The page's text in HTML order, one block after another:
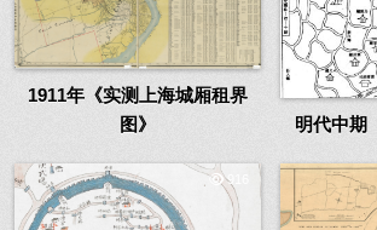
1911年《实测上海城厢租界
图》
明代中期
916